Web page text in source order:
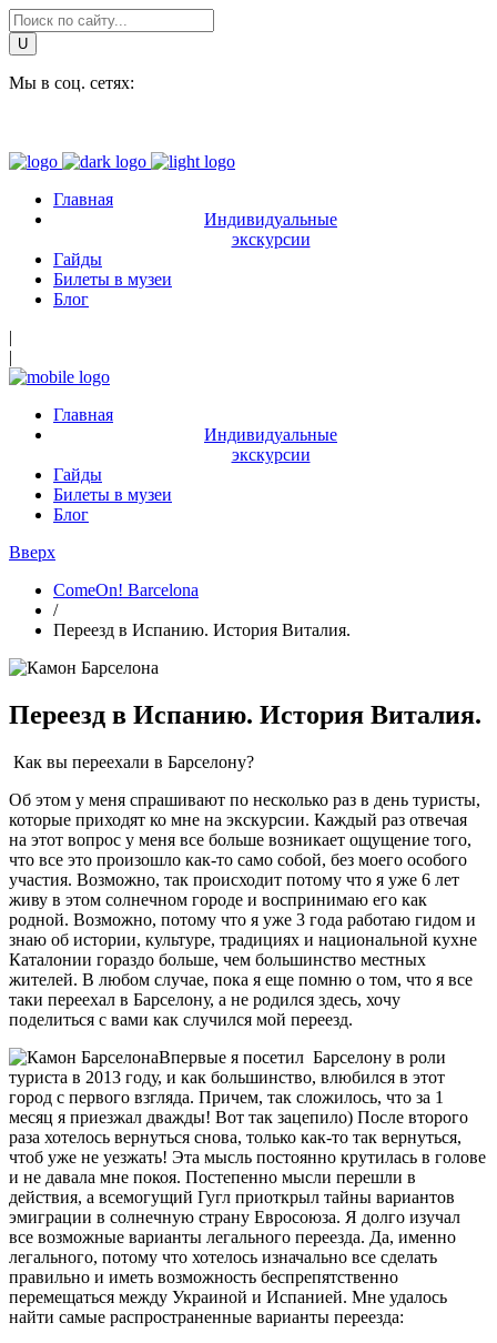
Мы в соц. сетях:
Главная
Индивидуальные
экскурсии
Гайды
Билеты в музеи
Блог
|
|
Главная
Индивидуальные
экскурсии
Гайды
Билеты в музеи
Блог
Вверх
ComeOn! Barcelona
/
Переезд в Испанию. История Виталия.
Переезд в Испанию. История Виталия.
Как вы переехали в Барселону?
Об этом у меня спрашивают по несколько раз в день туристы,
которые приходят ко мне на экскурсии. Каждый раз отвечая
на этот вопрос у меня все больше возникает ощущение того,
что все это произошло как-то само собой, без моего особого
участия. Возможно, так происходит потому что я уже 6 лет
живу в этом солнечном городе и воспринимаю его как
родной. Возможно, потому что я уже 3 года работаю гидом и
знаю об истории, культуре, традициях и национальной кухне
Каталонии гораздо больше, чем большинство местных
жителей. В любом случае, пока я еще помню о том, что я все
таки переехал в Барселону, а не родился здесь, хочу
поделиться с вами как случился мой переезд.
Впервые я посетил Барселону в роли
туриста в 2013 году, и как большинство, влюбился в этот
город с первого взгляда. Причем, так сложилось, что за 1
месяц я приезжал дважды! Вот так зацепило) После второго
раза хотелось вернуться снова, только как-то так вернуться,
чтоб уже не уезжать! Эта мысль постоянно крутилась в голове
и не давала мне покоя. Постепенно мысли перешли в
действия, а всемогущий Гугл приоткрыл тайны вариантов
эмиграции в солнечную страну Евросоюза. Я долго изучал
все возможные варианты легального переезда. Да, именно
легального, потому что хотелось изначально все сделать
правильно и иметь возможность беспрепятственно
перемещаться между Украиной и Испанией. Мне удалось
найти самые распространенные варианты переезда: